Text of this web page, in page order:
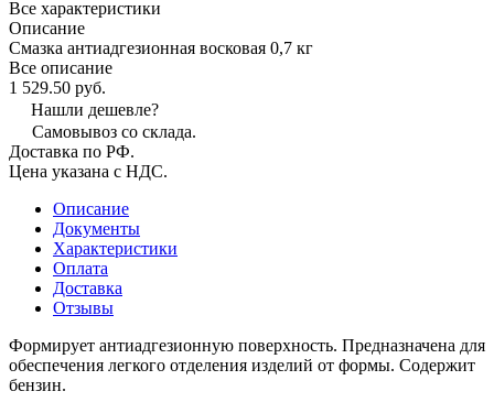
Все характеристики
Описание
Смазка антиадгезионная восковая 0,7 кг
Все описание
1 529.50 руб.
Нашли дешевле?
Самовывоз со склада.
Доставка по РФ.
Цена указана с НДС.
Описание
Документы
Характеристики
Оплата
Доставка
Отзывы
Формирует антиадгезионную поверхность. Предназначена для
обеспечения легкого отделения изделий от формы. Содержит
бензин.